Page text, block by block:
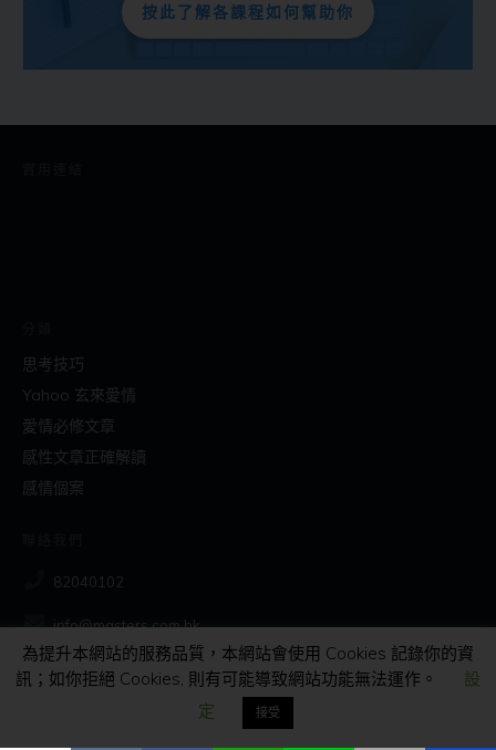
按此了解各課程如何幫助你
思考技巧
Yahoo 玄來愛情
愛情必修文章
感性文章正確解讀
感情個案
82040102
info@masters.com.hk
社交
為提升本網站的服務品質，本網站會使用 Cookies 記錄你的資
訊；如你拒絕 Cookies, 則有可能導致網站功能無法運作。
設
定
接受